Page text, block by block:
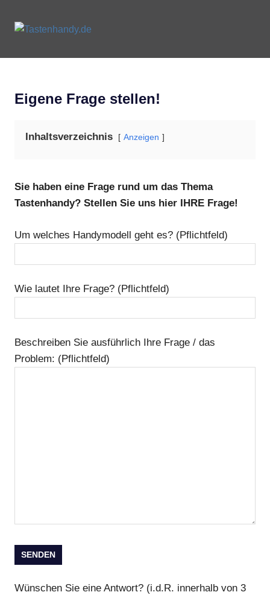
Inhalt
Eigene Frage stellen!
Inhaltsverzeichnis Anzeigen
Sie haben eine Frage rund um das Thema
Tastenhandy? Stellen Sie uns hier IHRE Frage!
Um welches Handymodell geht es? (Pflichtfeld)
Wie lautet Ihre Frage? (Pflichtfeld)
Beschreiben Sie ausführlich Ihre Frage / das
Problem: (Pflichtfeld)
Wünschen Sie eine Antwort? (i.d.R. innerhalb von 3